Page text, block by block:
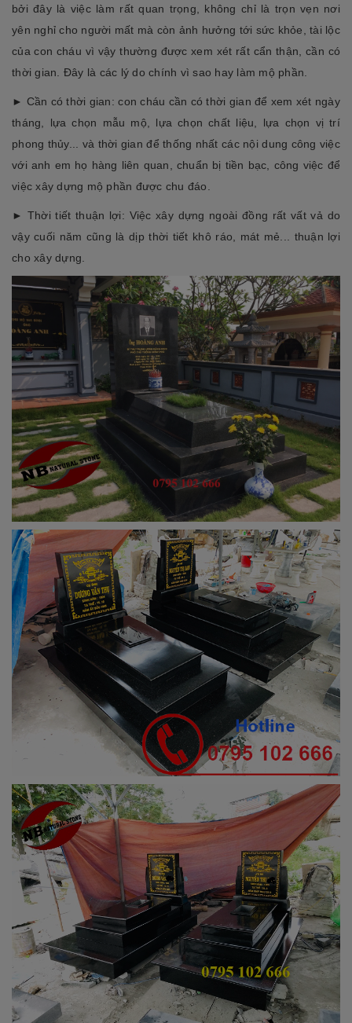
bởi đây là việc làm rất quan trọng, không chỉ là trọn vẹn nơi
yên nghỉ cho người mất mà còn ảnh hưởng tới sức khỏe, tài lộc
của con cháu vì vậy thường được xem xét rất cẩn thận, cần có
thời gian. Đây là các lý do chính vì sao hay làm mộ phần.
► Cần có thời gian: con cháu cần có thời gian để xem xét ngày
tháng, lựa chọn mẫu mộ, lựa chọn chất liệu, lựa chọn vị trí
phong thủy... và thời gian để thống nhất các nội dung công việc
với anh em họ hàng liên quan, chuẩn bị tiền bạc, công việc để
việc xây dựng mộ phần được chu đáo.
► Thời tiết thuận lợi: Việc xây dựng ngoài đồng rất vất vả do
vậy cuối năm cũng là dịp thời tiết khô ráo, mát mẻ... thuận lợi
cho xây dựng.